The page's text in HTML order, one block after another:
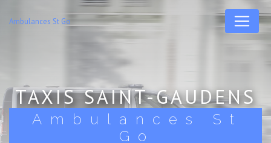
Ambulances St Go
TAXIS SAINT-GAUDENS
Ambulances St
Go
Panneau de gestion des cookies